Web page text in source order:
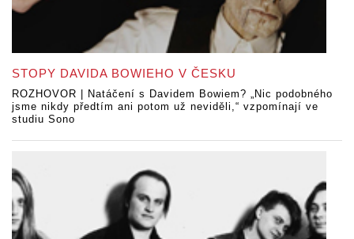
STOPY DAVIDA BOWIEHO V ČESKU
ROZHOVOR | Natáčení s Davidem Bowiem? „Nic podobného
jsme nikdy předtím ani potom už neviděli,“ vzpomínají ve
studiu Sono